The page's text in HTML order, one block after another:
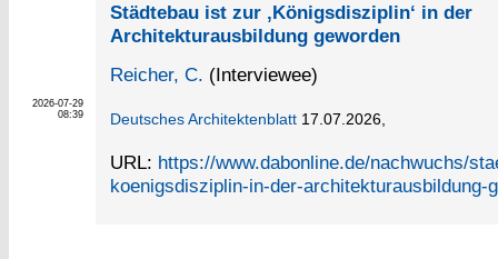
2026-07-29
08:39
Städtebau ist zur ‚Königsdisziplin‘ in der
Architekturausbildung geworden
Reicher, C. (Interviewee)
Deutsches Architektenblatt 17.07.2026,
URL: https://www.dabonline.de/nachwuchs/
koenigsdisziplin-in-der-architekturausbildung-